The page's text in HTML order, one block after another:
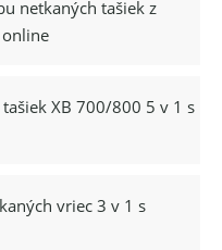
netkaných tašiek z
XB 700/800 5 v 1 s
vriec 3 v 1 s